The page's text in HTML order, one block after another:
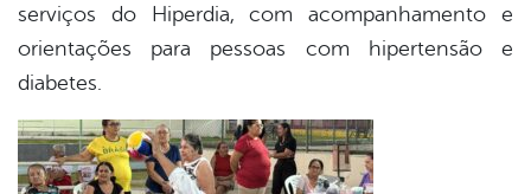
serviços do Hiperdia, com acompanhamento e
orientações para pessoas com hipertensão e
diabetes.